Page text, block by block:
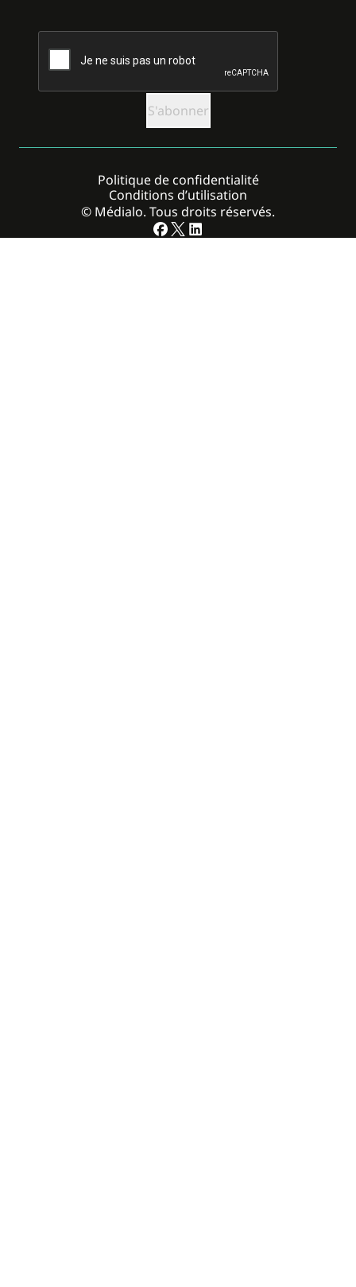
CAPTCHA
© Médialo. Tous droits réservés.
Politique de confidentialité
Conditions d’utilisation